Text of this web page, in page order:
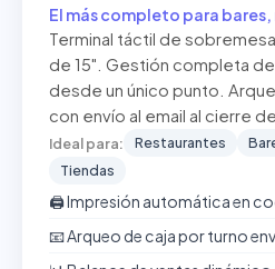
El más completo para
Terminal táctil de
de 15". Gestión completa de
desde un único punto.
con envío al email al cierre
Ideal para: Restaurantes
Tiendas
🖨️ Impresión automática en
📧 Arqueo de caja por turno